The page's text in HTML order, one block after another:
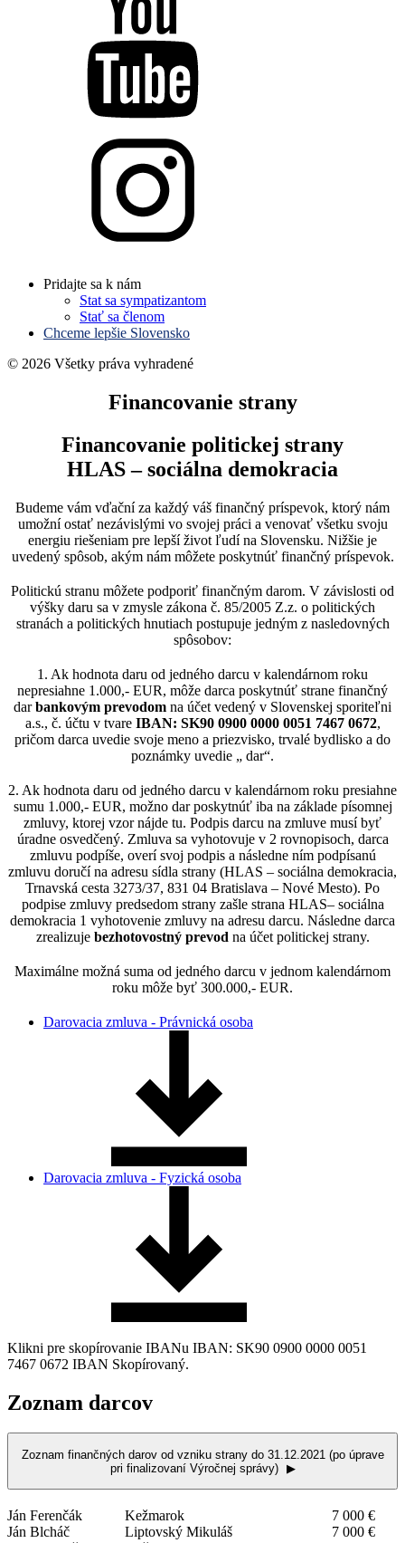
Pridajte sa k nám
Stat sa sympatizantom
Stať sa členom
Chceme lepšie Slovensko
© 2026 Všetky práva vyhradené
Financovanie strany
Financovanie politickej strany
HLAS – sociálna demokracia
Budeme vám vďační za každý váš finančný príspevok, ktorý nám
umožní ostať nezávislými vo svojej práci a venovať všetku svoju
energiu riešeniam pre lepší život ľudí na Slovensku. Nižšie je
uvedený spôsob, akým nám môžete poskytnúť finančný príspevok.
Politickú stranu môžete podporiť finančným darom. V závislosti od
výšky daru sa v zmysle zákona č. 85/2005 Z.z. o politických
stranách a politických hnutiach postupuje jedným z nasledovných
spôsobov:
1. Ak hodnota daru od jedného darcu v kalendárnom roku
nepresiahne 1.000,- EUR, môže darca poskytnúť strane finančný
darbankovým prevodom na účet vedený v Slovenskej sporiteľni
a.s., č. účtu v tvare IBAN: SK90 0900 0000 0051 7467 0672,
pričom darca uvedie svoje meno a priezvisko, trvalé bydlisko a do
poznámky uvedie „ dar“.
2. Ak hodnota daru od jedného darcu v kalendárnom roku presiahne
sumu 1.000,- EUR, možno dar poskytnúť iba na základe písomnej
zmluvy, ktorej vzor nájde tu. Podpis darcu na zmluve musí byť
úradne osvedčený. Zmluva sa vyhotovuje v 2 rovnopisoch, darca
zmluvu podpíše, overí svoj podpis a následne ním podpísanú
zmluvu doručí na adresu sídla strany (HLAS – sociálna demokracia,
Trnavská cesta 3273/37, 831 04 Bratislava – Nové Mesto). Po
podpise zmluvy predsedom strany zašle strana HLAS– sociálna
demokracia 1 vyhotovenie zmluvy na adresu darcu. Následne darca
zrealizuje bezhotovostný prevod na účet politickej strany.
Maximálne možná suma od jedného darcu v jednom kalendárnom
roku môže byť 300.000,- EUR.
Darovacia zmluva - Právnická osoba
Darovacia zmluva - Fyzická osoba
Klikni pre skopírovanie IBANu IBAN: SK90 0900 0000 0051
7467 0672 IBAN Skopírovaný.
Zoznam darcov
Zoznam finančných darov od vzniku strany do 31.12.2021 (po úprave
pri finalizovaní Výročnej správy) ▶
Ján Ferenčák Kežmarok
7 000 €
Ján Blcháč
Liptovský Mikuláš
7 000 €